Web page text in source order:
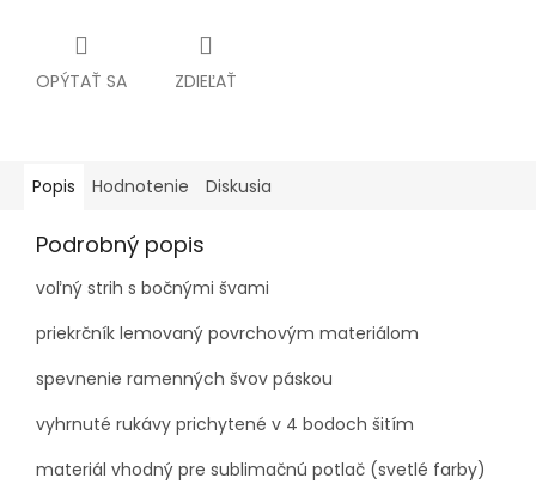
OPÝTAŤ SA ZDIEĽAŤ
Popis Hodnotenie Diskusia
Podrobný popis
voľný strih s bočnými švami
priekrčník lemovaný povrchovým materiálom
spevnenie ramenných švov páskou
vyhrnuté rukávy prichytené v 4 bodoch šitím
materiál vhodný pre sublimačnú potlač (svetlé farby)